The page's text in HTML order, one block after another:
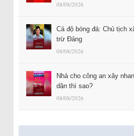
08/08/2026
Cá độ bóng đá: Chủ tịch
trừ Đảng
08/08/2026
Nhà cho công an xây
dân thì sao?
08/08/2026